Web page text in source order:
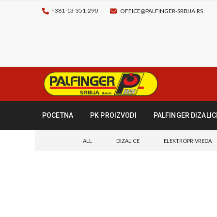
+381-13-351-290 OFFICE@PALFINGER-SRBIJA.RS
POCETNA PK PROIZVODI PALFINGER
ALL DIZALICE ELEKTROPRIVREDA